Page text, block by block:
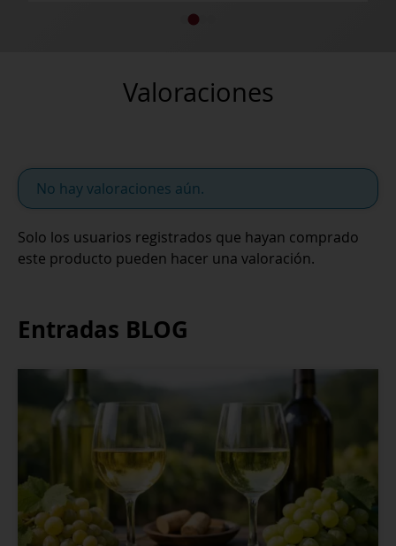
Valoraciones
No hay valoraciones aún.
Solo los usuarios registrados que hayan comprado
este producto pueden hacer una valoración.
Entradas BLOG